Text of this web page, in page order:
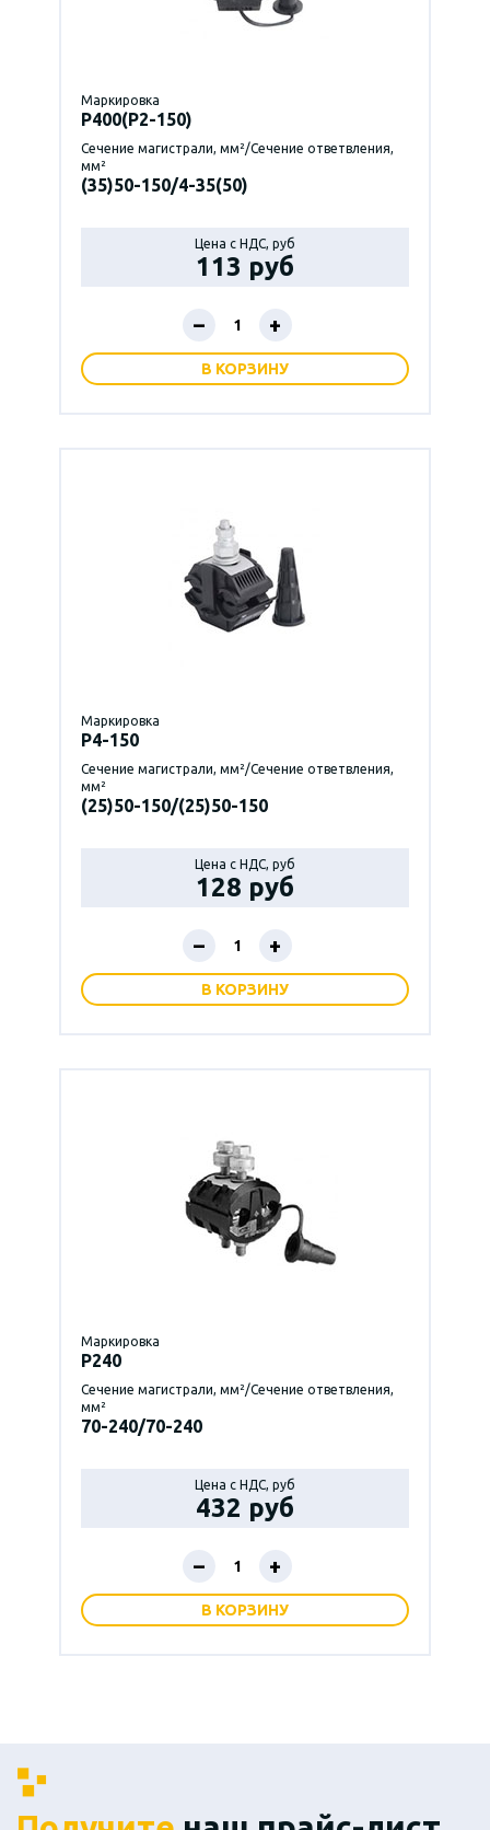
Маркировка
P400(Р2-150)
Сечение магистрали, мм²/Сечение ответвления,
мм²
(35)50-150/4-35(50)
Цена с НДС, руб
113 руб
– +
В КОРЗИНУ
Маркировка
P4-150
Сечение магистрали, мм²/Сечение ответвления,
мм²
(25)50-150/(25)50-150
Цена с НДС, руб
128 руб
– +
В КОРЗИНУ
Маркировка
P240
Сечение магистрали, мм²/Сечение ответвления,
мм²
70-240/70-240
Цена с НДС, руб
432 руб
– +
В КОРЗИНУ